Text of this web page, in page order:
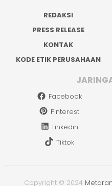
REDAKSI
PRESS RELEASE
KONTAK
KODE ETIK PERUSAHAAN
Facebook
Pinterest
Linkedin
Tiktok
Copyright © 2024